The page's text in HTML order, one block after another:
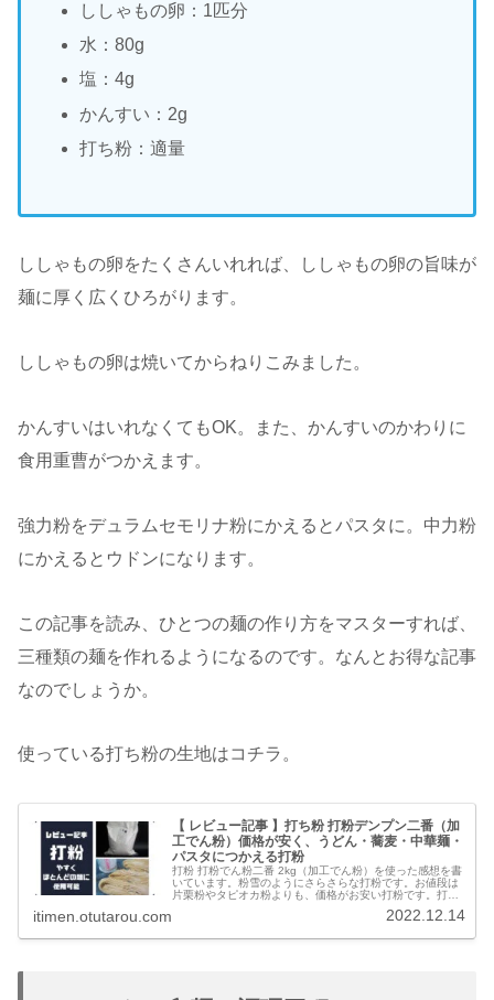
ししゃもの卵：1匹分
水：80g
塩：4g
かんすい：2g
打ち粉：適量
ししゃもの卵をたくさんいれれば、ししゃもの卵の旨味が
麺に厚く広くひろがります。
ししゃもの卵は焼いてからねりこみました。
かんすいはいれなくてもOK。また、かんすいのかわりに
食用重曹がつかえます。
強力粉をデュラムセモリナ粉にかえるとパスタに。中力粉
にかえるとウドンになります。
この記事を読み、ひとつの麺の作り方をマスターすれば、
三種類の麺を作れるようになるのです。なんとお得な記事
なのでしょうか。
使っている打ち粉の生地はコチラ。
【 レビュー記事 】打ち粉 打粉デンプン二番（加
工でん粉）価格が安く、うどん・蕎麦・中華麺・
パスタにつかえる打粉
打粉 打粉でん粉二番 2kg（加工でん粉）を使った感想を書
いています。粉雪のようにさらさらな打粉です。お値段は
片栗粉やタピオカ粉よりも、価格がお安い打粉です。打粉
とんどの麺に打ち粉できます。そして、麺どおしがくっつ
itimen.otutarou.com 2022.12.14